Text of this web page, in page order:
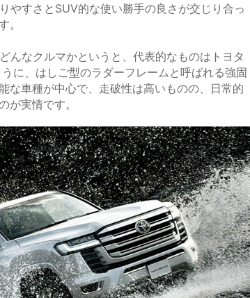
やすさとSUV的な使い勝手の良さが交じり合っ
。
んなクルマかというと、代表的なものはトヨタ
に、はしご型のラダーフレームと呼ばれる強固
な車種が中心で、走破性は高いものの、日常的
が実情です。